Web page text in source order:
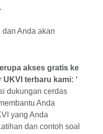
Anda akan
akses gratis ke
terbaru kami: ‘
dukungan cerdas
Anda
yang Anda
dan contoh soal